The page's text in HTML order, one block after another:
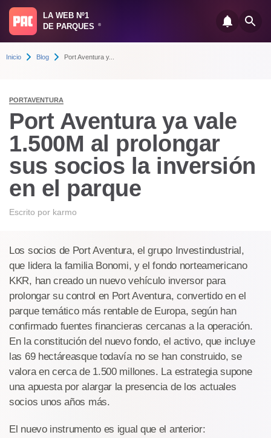
LA WEB Nº1
DE PARQUES
®
Inicio Blog Port Aventura y...
PORTAVENTURA
Port Aventura ya vale
1.500M al prolongar
sus socios la inversión
en el parque
Escrito por karmo
Los socios de Port Aventura, el grupo Investindustrial,
que lidera la familia Bonomi, y el fondo norteamericano
KKR, han creado un nuevo vehículo inversor para
prolongar su control en Port Aventura, convertido en el
parque temático más rentable de Europa, según han
confirmado fuentes financieras cercanas a la operación.
En la constitución del nuevo fondo, el activo, que incluye
las 69 hectáreasque todavía no se han construido, se
valora en cerca de 1.500 millones. La estrategia supone
una apuesta por alargar la presencia de los actuales
socios unos años más.
El nuevo instrumento es igual que el anterior: